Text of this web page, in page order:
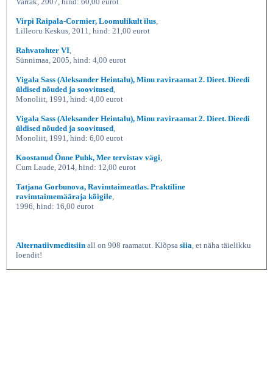
Virpi Raipala-Cormier, Loomulikult ilus,
Lilleoru Keskus, 2011, hind: 21,00 eurot
Rahvatohter VI,
Sünnimaa, 2005, hind: 4,00 eurot
Vigala Sass (Aleksander Heintalu), Minu raviraamat 2. Dieet. Dieedi
üldised nõuded ja soovitused,
Monoliit, 1991, hind: 4,00 eurot
Vigala Sass (Aleksander Heintalu), Minu raviraamat 2. Dieet. Dieedi
üldised nõuded ja soovitused,
Monoliit, 1991, hind: 6,00 eurot
Koostanud Õnne Puhk, Mee tervistav vägi,
Cum Laude, 2014, hind: 12,00 eurot
Tatjana Gorbunova, Ravimtaimeatlas. Praktiline
ravimtaimemääraja kõigile,
1996, hind: 16,00 eurot
Alternatiivmeditsiin all on 908 raamatut. Klõpsa siia, et näha täielikku
loendit!